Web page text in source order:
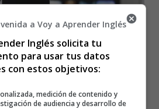
a Voy a Aprender Inglés
Inglés solicita tu
para usar tus datos
con estos objetivos:
medición de contenido y
de audiencia y desarrollo de